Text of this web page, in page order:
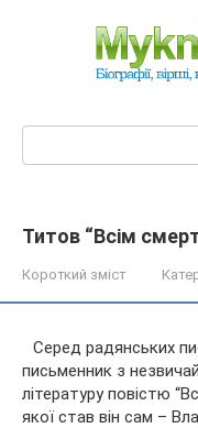
Титов “Всім
Короткий зміст
Серед радянських
письменник з
літературу повістю
якої став він сам –